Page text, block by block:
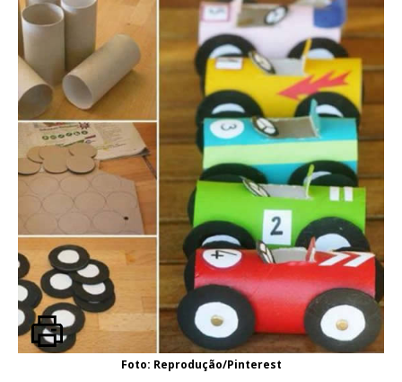
Foto: Reprodução/Pinterest